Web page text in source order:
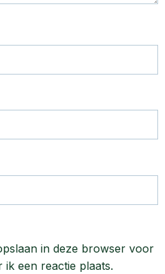
in deze browser voor
een reactie plaats.